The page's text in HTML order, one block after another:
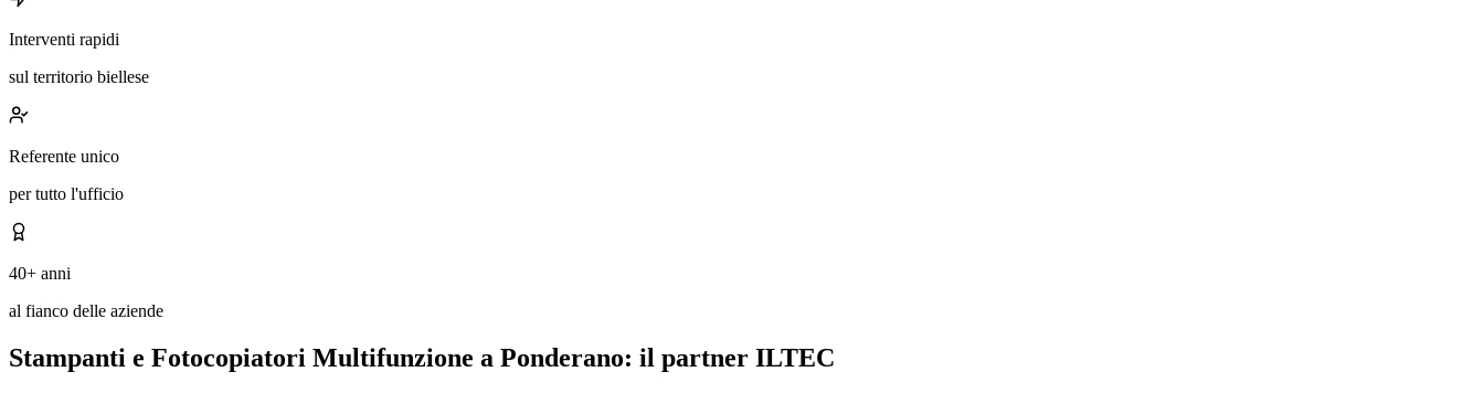
Interventi rapidi
sul territorio biellese
Referente unico
per tutto l'ufficio
40+ anni
al fianco delle aziende
Stampanti e Fotocopiatori Multifunzione a Ponderano: il partner ILTEC